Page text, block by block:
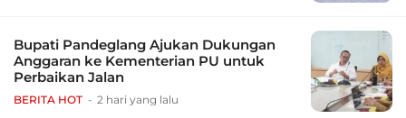
Bupati Pandeglang Ajukan Dukungan
Anggaran ke Kementerian PU untuk
Perbaikan Jalan
BERITA HOT 2 hari yang lalu